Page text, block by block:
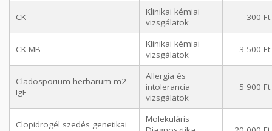
CK
Klinikai kémiai
vizsgálatok
300 Ft
CK-MB
Klinikai kémiai
vizsgálatok
3 500 Ft
Cladosporium herbarum m2
IgE
Allergia és
intolerancia
vizsgálatok
5 900 Ft
Clopidrogél szedés genetikai
Molekuláris